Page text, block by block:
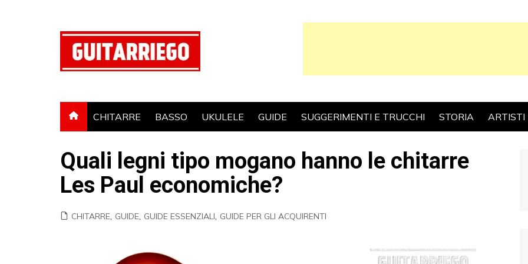
CHITARRE BASSO UKULELE GUIDE SUGGERIMENTI E TRUCCHI STORIA ARTISTI
Quali legni tipo mogano hanno le chitarre
Les Paul economiche?
CHITARRE, GUIDE, GUIDE ESSENZIALI, GUIDE PER GLI ACQUIRENTI